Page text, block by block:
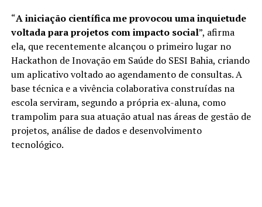
“A iniciação científica me provocou uma inquietude
voltada para projetos com impacto social”, afirma
ela, que recentemente alcançou o primeiro lugar no
Hackathon de Inovação em Saúde do SESI Bahia, criando
um aplicativo voltado ao agendamento de consultas. A
base técnica e a vivência colaborativa construídas na
escola serviram, segundo a própria ex-aluna, como
trampolim para sua atuação atual nas áreas de gestão de
projetos, análise de dados e desenvolvimento
tecnológico.